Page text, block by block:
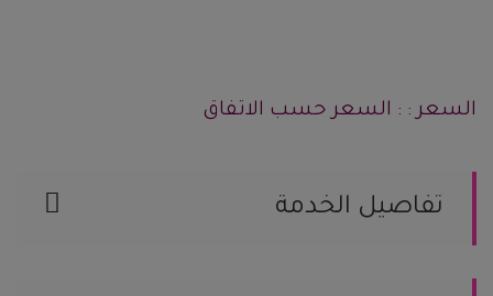
السعر : : السعر حسب الاتفاق
تفاصيل الخدمة